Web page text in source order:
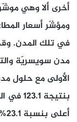
أخرى ألا وهي
ومؤشّر أسعار
في تلك المدن.
مدن سويسريّة
الأولى مع حلول